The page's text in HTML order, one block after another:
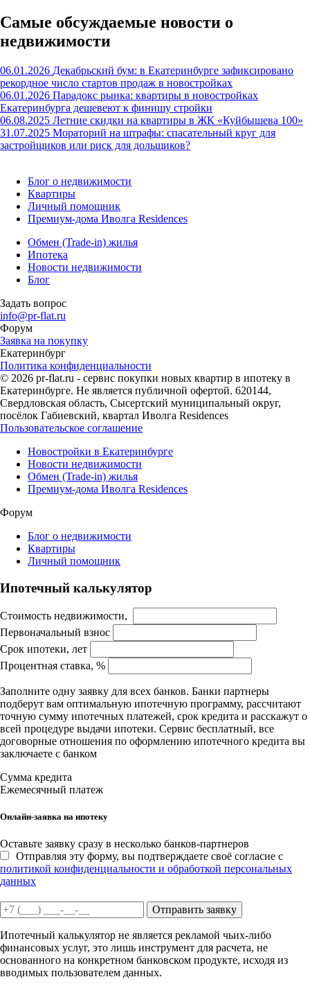
Самые обсуждаемые новости о
недвижимости
06.01.2026 Декабрьский бум: в Екатеринбурге зафиксировано
рекордное число стартов продаж в новостройках
06.01.2026 Парадокс рынка: квартиры в новостройках
Екатеринбурга дешевеют к финишу стройки
06.08.2025 Летние скидки на квартиры в ЖК «Куйбышева 100»
31.07.2025 Мораторий на штрафы: спасательный круг для
застройщиков или риск для дольщиков?
Блог о недвижимости
Квартиры
Личный помощник
Премиум-дома Иволга Residences
Обмен (Trade-in) жилья
Ипотека
Новости недвижимости
Блог
Задать вопрос
info@pr-flat.ru
Форум
Заявка на покупку
Екатеринбург
Политика конфиденциальности
© 2026 pr-flat.ru - сервис покупки новых квартир в ипотеку в
Екатеринбурге. Не является публичной офертой. 620144,
Свердловская область, Сысертский муниципальный округ,
посёлок Габиевский, квартал Иволга Residences
Пользовательское соглашение
Новостройки в Екатеринбурге
Новости недвижимости
Обмен (Trade-in) жилья
Премиум-дома Иволга Residences
Форум
Блог о недвижимости
Квартиры
Личный помощник
Ипотечный калькулятор
Стоимость недвижимости,
Первоначальный взнос
Срок ипотеки, лет
Процентная ставка, %
Заполните одну заявку для всех банков. Банки партнеры
подберут вам оптимальную ипотечную программу, рассчитают
точную сумму ипотечных платежей, срок кредита и расскажут о
всей процедуре выдачи ипотеки. Сервис бесплатный, все
договорные отношения по оформлению ипотечного кредита вы
заключаете с банком
Сумма кредита
Ежемесячный платеж
Онлайн-заявка на ипотеку
Оставьте заявку сразу в несколько банков-партнеров
Отправляя эту форму, вы подтверждаете своё согласие с
политикой конфиденциальности и обработкой персональных
данных
Отправить заявку
Ипотечный калькулятор не является рекламой чьих-либо
финансовых услуг, это лишь инструмент для расчета, не
основанного на конкретном банковском продукте, исходя из
вводимых пользователем данных.